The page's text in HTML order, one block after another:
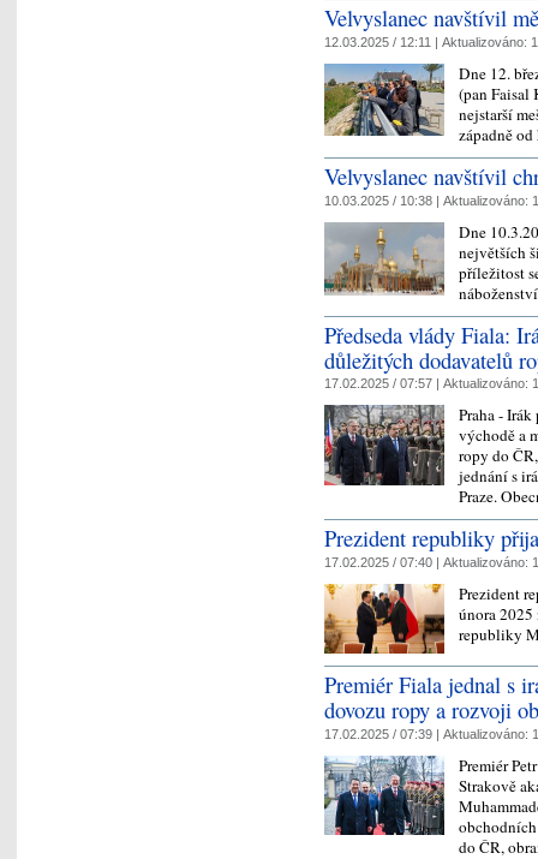
Velvyslanec navštívil
12.03.2025 / 12:11 | Aktualizováno:
Dne 12.
(pan Faisal
nejstarší
západně
Velvyslanec navštívil
10.03.2025 / 10:38 | Aktualizováno:
Dne
největších
příležitost
Předseda vlády Fiala:
důležitých dodavatelů
17.02.2025 / 07:57 | Aktualizováno:
Praha -
východě a
ropy do
jednání s
Praze.
Prezident republiky
17.02.2025 / 07:40 | Aktualizováno:
Prezident
února 2025
republiky
Premiér Fiala jednal s
dovozu ropy a rozvoji
17.02.2025 / 07:39 | Aktualizováno:
Premiér
Strakově
do ČR,